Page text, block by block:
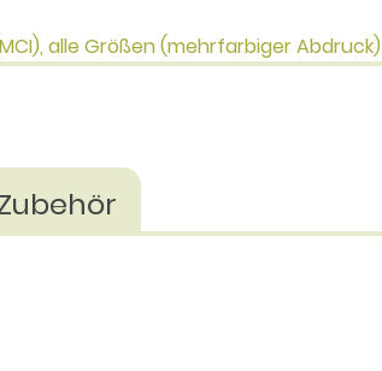
alle Größen (mehrfarbiger Abdruck)